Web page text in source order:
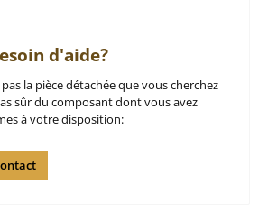
d'aide?
la pièce détachée que vous cherchez
sûr du composant dont vous avez
à votre disposition: